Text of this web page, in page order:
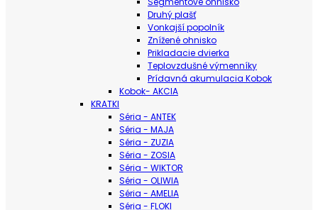
Druhý plašť
Vonkajší popolník
Znížené ohnisko
Prikladacie dvierka
Teplovzdušné výmenníky
Prídavná akumulacia Kobok
Kobok- AKCIA
KRATKI
Séria - ANTEK
Séria - MAJA
Séria - ZUZIA
Séria - ZOSIA
Séria - WIKTOR
Séria - OLIWIA
Séria - AMELIA
Séria - FLOKI